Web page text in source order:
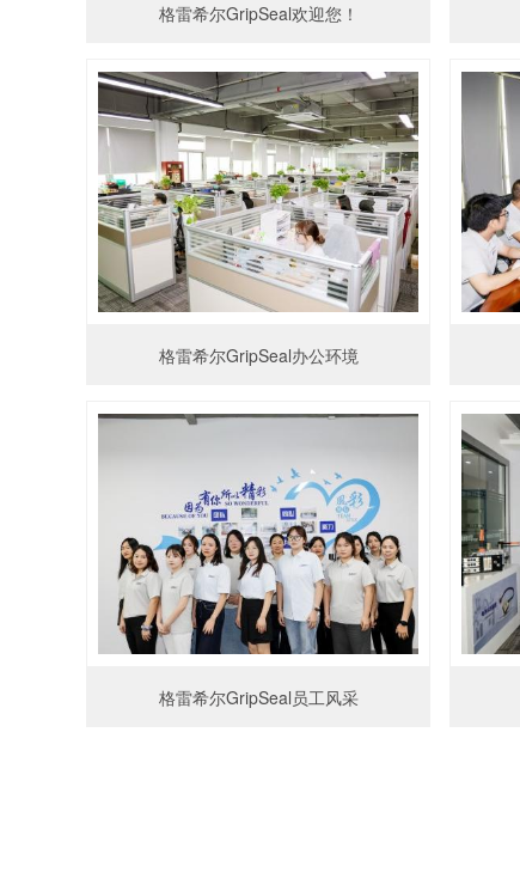
格雷希尔GripSeal欢迎您！
格雷希尔GripSeal办公环境
格雷希尔GripSeal员工风采